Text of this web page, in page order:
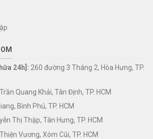
24h]: 260 đường 3 Tháng 2, Hòa Hưng, TP.
Quang Khải, Tân Định, TP. HCM
Bình Phú, TP. HCM
Thị Thập, Tân Hưng, TP. HCM
Vương, Xóm Cũi, TP. HCM